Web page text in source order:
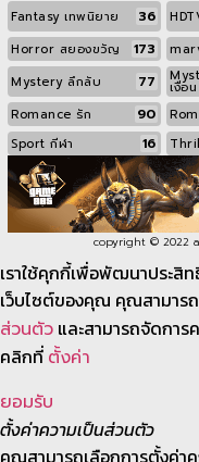
Fantasy เทพนิยาย 36
Horror สยองขวัญ 173
Mystery ลึกลับ 77 เงื่อน
Romance รัก 90
Sport กีฬา 16
copyright © 2022
เราใช้คุกกี้เพื่อพัฒนาประสิ
เว็บไซต์ของคุณ คุณสามาร
ส่วนตัว และสามารถจัดการ
คลิกที่ ตั้งค่า
ยอมรับ
ตั้งค่าความเป็นส่วนตัว
คุณสามารถเลือกการตั้งค่า